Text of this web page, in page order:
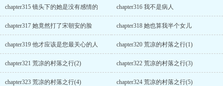
chapter315 镜头下的她是没有感情的 chapter316 我不是病人
chapter317 她竟然打了宋朝安的脸 chapter318 她也算我半个女儿
chapter319 他才应该是您最关心的人 chapter320 荒凉的村落之行(1)
chapter321 荒凉的村落之行(2) chapter322 荒凉的村落之行(3)
chapter323 荒凉的村落之行(4) chapter324 荒凉的村落之行(5)